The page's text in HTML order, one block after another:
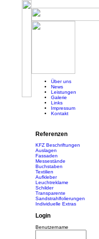
Über uns
News
Leistungen
Galerie
Links
Impressum
Kontakt
Referenzen
KFZ Beschriftungen
Auslagen
Fassaden
Messestände
Buchstaben
Textilien
Aufkleber
Leuchtreklame
Schilder
Transparente
Sandstrahlfolierungen
Individuelle Extras
Login
Benutzername